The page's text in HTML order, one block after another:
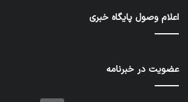
طرح‌های
اعلام وصول پایگاه خبری
عضویت در خبرنامه